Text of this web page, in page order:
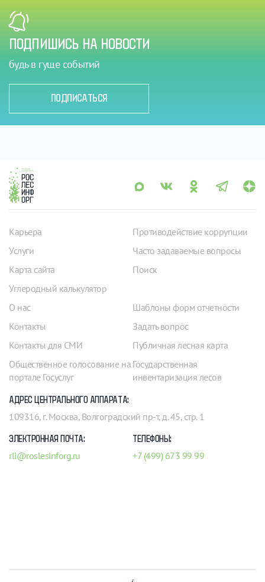
ПОДПИШИСЬ НА НОВОСТИ
будь в гуще событий
ПОДПИСАТЬСЯ
Карьера
Услуги
Карта сайта
Углеродный калькулятор
Противодействие коррупции
Часто задаваемые вопросы
Поиск
О нас
Контакты
Контакты для СМИ
Общественное голосование на
портале Госуслуг
Шаблоны форм отчетности
Задать вопрос
Публичная лесная карта
Государственная
инвентаризация лесов
АДРЕС ЦЕНТРАЛЬНОГО АППАРАТА:
109316, г. Москва, Волгоградский пр-т, д. 45, стр. 1
ЭЛЕКТРОННАЯ ПОЧТА:
rli@roslesinforg.ru
ТЕЛЕФОНЫ:
+7 (499) 673 99 99